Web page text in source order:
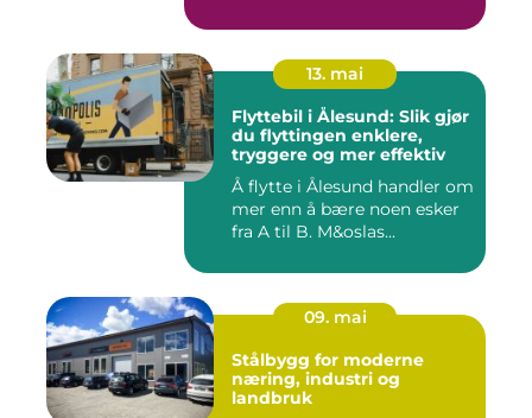
13. mai
Flyttebil i Ålesund: Slik gjør
du flyttingen enklere,
tryggere og mer effektiv
Å flytte i Ålesund handler om
mer enn å bære noen esker
fra A til B. M&oslas...
09. mai
Stålbygg for moderne
næring, industri og
landbruk